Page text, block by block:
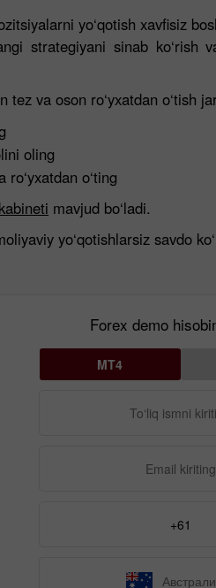
yo‘qotish xavfisiz
strategiyani sinab ko‘rish
va oson ro‘yxatdan o‘tish
oling
ro‘yxatdan o‘ting
mavjud bo‘ladi.
yo‘qotishlarsiz savdo
Forex demo
MT4